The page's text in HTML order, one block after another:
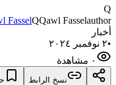
Q
FasselQQawl Fasselauthor
أخبار
•٢ نوفمبر ٢٠٢٤
٠ مشاهدة
نسخ الرابط